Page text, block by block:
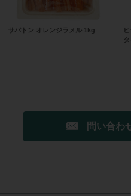
サバトン オレンジラメル 1kg
問い合わ